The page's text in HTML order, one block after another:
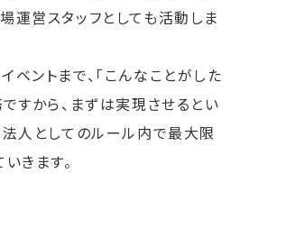
営スタッフとしても活動しま
ントまで、「こんなことがした
すから、まずは実現させるとい
人としてのルール内で最大限
きます。